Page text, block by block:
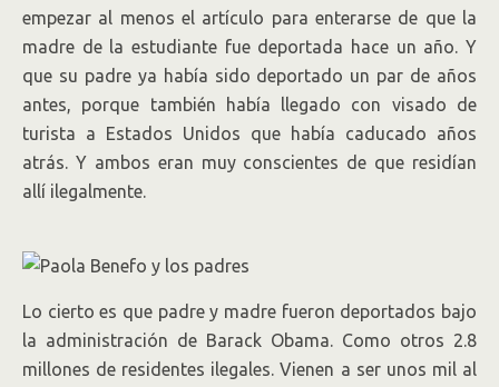
empezar al menos el artículo para enterarse de que la
madre de la estudiante fue deportada hace un año. Y
que su padre ya había sido deportado un par de años
antes, porque también había llegado con visado de
turista a Estados Unidos que había caducado años
atrás. Y ambos eran muy conscientes de que residían
allí ilegalmente.
Lo cierto es que padre y madre fueron deportados bajo
la administración de Barack Obama. Como otros 2.8
millones de residentes ilegales. Vienen a ser unos mil al